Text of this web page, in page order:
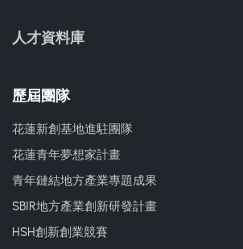
人才資料庫
歷屆團隊
花蓮新創基地進駐團隊
花蓮青年夢想家計畫
青年鏈結地方產業專題成果
SBIR地方產業創新研發計畫
HSH創新創業競賽